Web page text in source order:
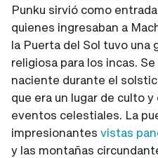
Punku sirvió como
quienes ingresaban a
la Puerta del Sol tuvo una
religiosa para los incas.
naciente durante el
que era un lugar de culto
eventos celestiales. La
impresionantes vistas
y las montañas